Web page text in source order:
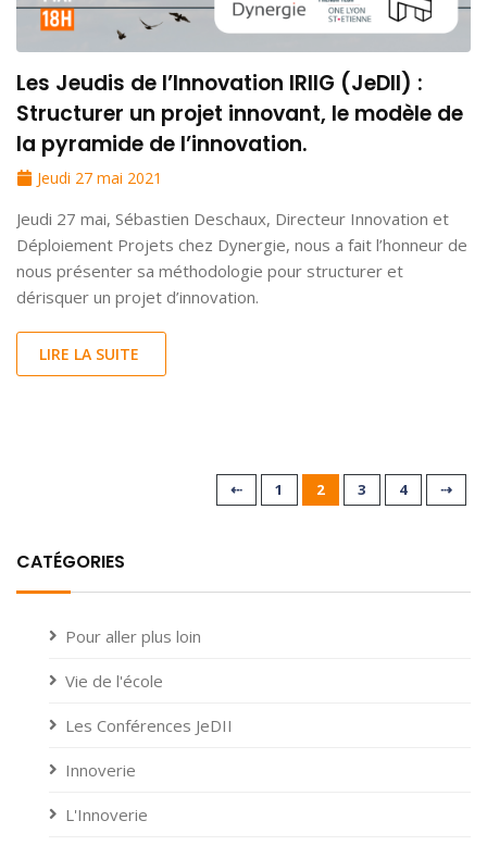
Les Jeudis de l’Innovation IRIIG (JeDII) :
Structurer un projet innovant, le modèle de
la pyramide de l’innovation.
Jeudi 27 mai 2021
Jeudi 27 mai, Sébastien Deschaux, Directeur Innovation et
Déploiement Projets chez Dynergie, nous a fait l’honneur de
nous présenter sa méthodologie pour structurer et
dérisquer un projet d’innovation.
LIRE LA SUITE
⇠ 1 2 3 4 ⇢
CATÉGORIES
Pour aller plus loin
Vie de l'école
Les Conférences JeDII
Innoverie
L'Innoverie